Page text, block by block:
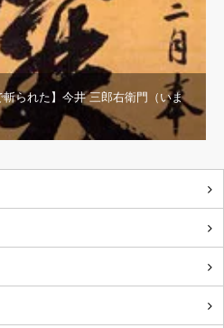
斬られた】今井 三郎右衛門（いま